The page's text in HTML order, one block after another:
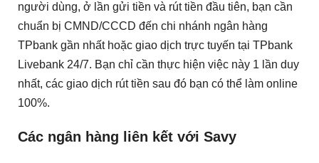
người dùng, ở lần gửi tiền và rút tiền đầu tiên, bạn cần
chuẩn bị CMND/CCCD đến chi nhánh ngân hàng
TPbank gần nhất hoặc giao dịch trực tuyến tại TPbank
Livebank 24/7. Bạn chỉ cần thực hiện việc này 1 lần duy
nhất, các giao dịch rút tiền sau đó bạn có thể làm online
100%.
Các ngân hàng liên kết với Savy